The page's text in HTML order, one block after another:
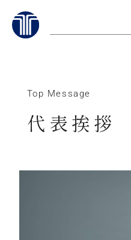
Skip
Top Message
代表挨拶